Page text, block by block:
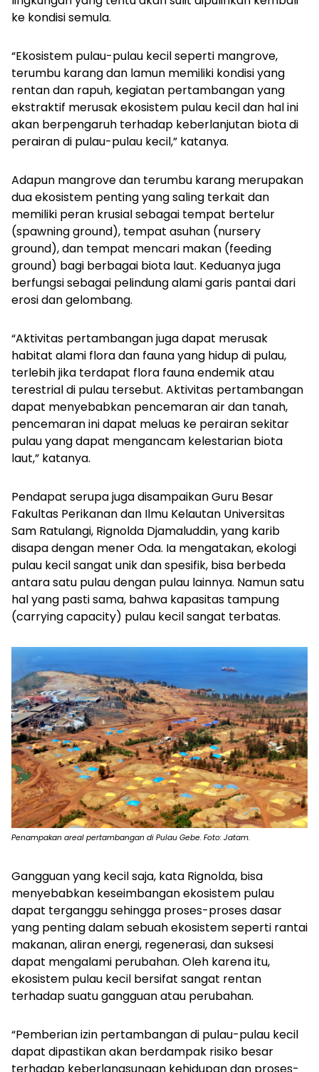
ke kondisi semula.
“Ekosistem pulau-pulau kecil seperti mangrove,
terumbu karang dan lamun memiliki kondisi yang
rentan dan rapuh, kegiatan pertambangan yang
ekstraktif merusak ekosistem pulau kecil dan hal ini
akan berpengaruh terhadap keberlanjutan biota di
perairan di pulau-pulau kecil,” katanya.
Adapun mangrove dan terumbu karang merupakan
dua ekosistem penting yang saling terkait dan
memiliki peran krusial sebagai tempat bertelur
(spawning ground), tempat asuhan (nursery
ground), dan tempat mencari makan (feeding
ground) bagi berbagai biota laut. Keduanya juga
berfungsi sebagai pelindung alami garis pantai dari
erosi dan gelombang.
“Aktivitas pertambangan juga dapat merusak
habitat alami flora dan fauna yang hidup di pulau,
terlebih jika terdapat flora fauna endemik atau
terestrial di pulau tersebut. Aktivitas pertambangan
dapat menyebabkan pencemaran air dan tanah,
pencemaran ini dapat meluas ke perairan sekitar
pulau yang dapat mengancam kelestarian biota
laut,” katanya.
Pendapat serupa juga disampaikan Guru Besar
Fakultas Perikanan dan Ilmu Kelautan Universitas
Sam Ratulangi, Rignolda Djamaluddin, yang karib
disapa dengan mener Oda. Ia mengatakan, ekologi
pulau kecil sangat unik dan spesifik, bisa berbeda
antara satu pulau dengan pulau lainnya. Namun satu
hal yang pasti sama, bahwa kapasitas tampung
(carrying capacity) pulau kecil sangat terbatas.
Penampakan areal pertambangan di Pulau Gebe. Foto: Jatam.
Gangguan yang kecil saja, kata Rignolda, bisa
menyebabkan keseimbangan ekosistem pulau
dapat terganggu sehingga proses-proses dasar
yang penting dalam sebuah ekosistem seperti rantai
makanan, aliran energi, regenerasi, dan suksesi
dapat mengalami perubahan. Oleh karena itu,
ekosistem pulau kecil bersifat sangat rentan
terhadap suatu gangguan atau perubahan.
“Pemberian izin pertambangan di pulau-pulau kecil
dapat dipastikan akan berdampak risiko besar
terhadap keberlangsungan kehidupan dan proses-